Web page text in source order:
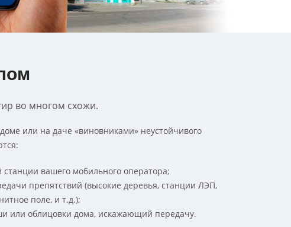
во многом схожи.
или на даче «виновниками» неустойчивого
станции вашего мобильного оператора;
препятствий (высокие деревья, станции ЛЭП,
поле, и т.д.);
или облицовки дома, искажающий передачу.